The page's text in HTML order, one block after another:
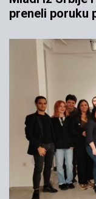
preneli poruku